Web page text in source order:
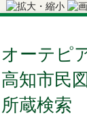
オーテピ
高知市民
所蔵検索